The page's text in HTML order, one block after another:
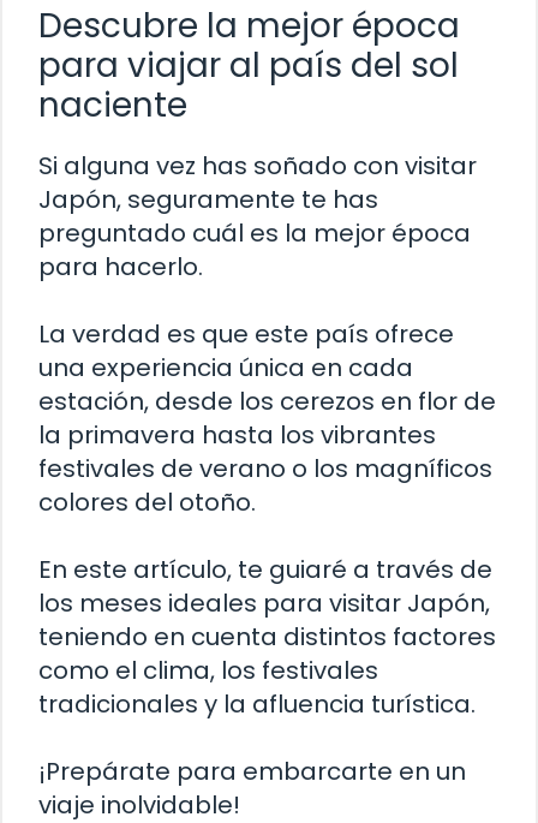
Descubre la mejor época
para viajar al país del sol
naciente
Si alguna vez has soñado con visitar
Japón, seguramente te has
preguntado cuál es la mejor época
para hacerlo.
La verdad es que este país ofrece
una experiencia única en cada
estación, desde los cerezos en flor de
la primavera hasta los vibrantes
festivales de verano o los magníficos
colores del otoño.
En este artículo, te guiaré a través de
los meses ideales para visitar Japón,
teniendo en cuenta distintos factores
como el clima, los festivales
tradicionales y la afluencia turística.
¡Prepárate para embarcarte en un
viaje inolvidable!